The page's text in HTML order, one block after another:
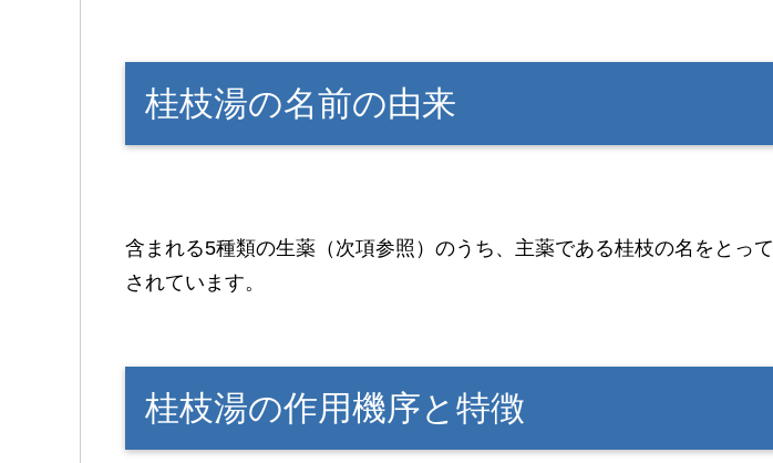
桂枝湯の名前の由来
含まれる5種類の生薬（次項参照）のうち、主薬である桂枝の名をとって
されています。
桂枝湯の作用機序と特徴